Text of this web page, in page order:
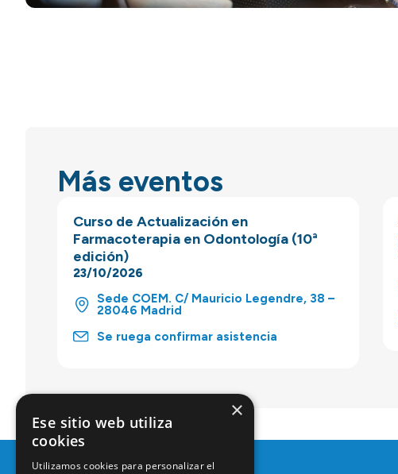
Más eventos
Curso de Actualización en
Farmacoterapia en Odontología (10ª
edición)
23/10/2026
Sede COEM. C/ Mauricio Legendre, 38 –
28046 Madrid
Se ruega confirmar asistencia
×
Ese sitio web utiliza
cookies
Utilizamos cookies para personalizar el